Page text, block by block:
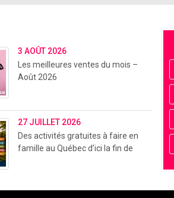
3 AOÛT 2026
Les meilleures ventes du mois –
Août 2026
27 JUILLET 2026
Des activités gratuites à faire en
famille au Québec d’ici la fin de